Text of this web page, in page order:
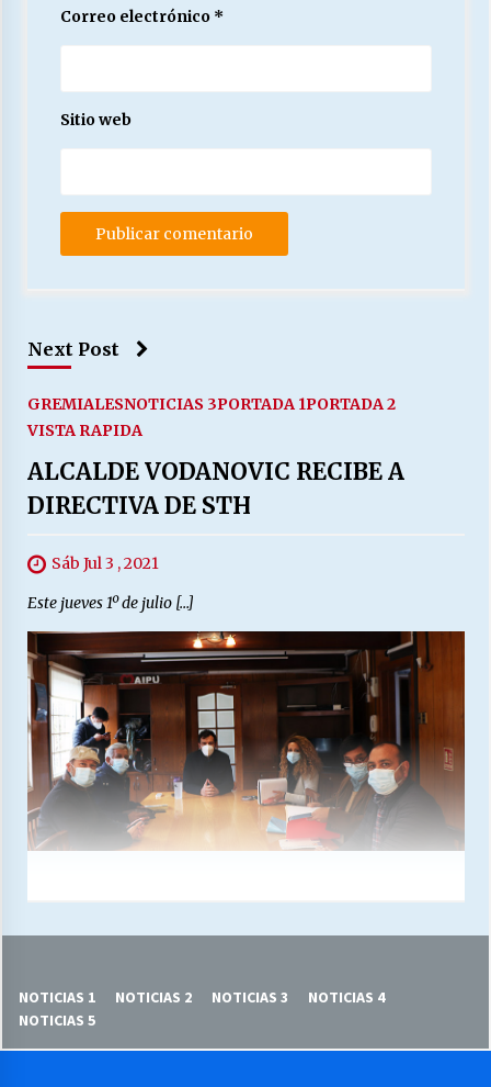
Correo electrónico *
Sitio web
Next Post
GREMIALESNOTICIAS 3PORTADA 1PORTADA 2
VISTA RAPIDA
ALCALDE VODANOVIC RECIBE A
DIRECTIVA DE STH
Sáb Jul 3 , 2021
Este jueves 1º de julio […]
NOTICIAS 1 NOTICIAS 2 NOTICIAS 3
NOTICIAS 4
NOTICIAS 5